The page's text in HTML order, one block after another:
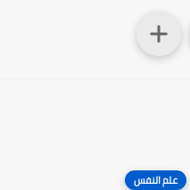
علم النفس